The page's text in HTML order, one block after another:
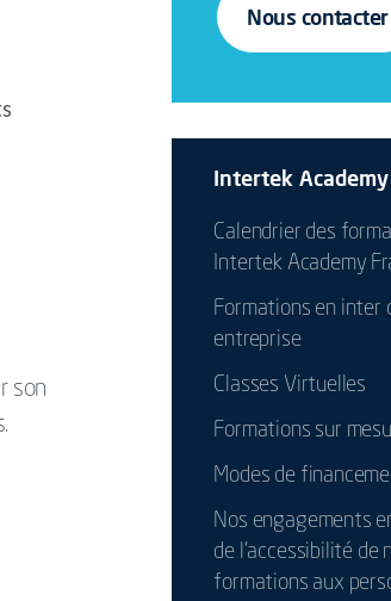
son
Nous contacter
Intertek Academy
Calendrier des
Intertek Academy
Formations en inter
entreprise
Classes Virtuelles
Formations sur
Modes de
Nos engagements
de l’accessibilité de
formations aux